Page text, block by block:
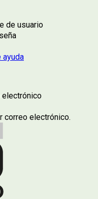
de usuario
ayuda
electrónico
correo electrónico.